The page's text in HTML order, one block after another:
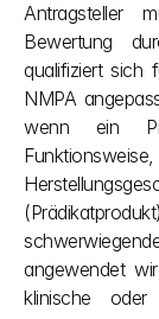
Antragsteller
Bewertung
qualifiziert sich
NMPA
wenn ein
angewendet
klinische oder